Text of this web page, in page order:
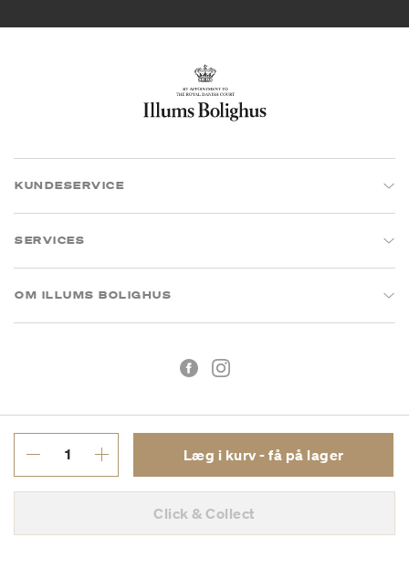
Læg i kurv - få på lager
Click & Collect
KUNDESERVICE
SERVICES
OM ILLUMS BOLIGHUS
CVR: 26573394